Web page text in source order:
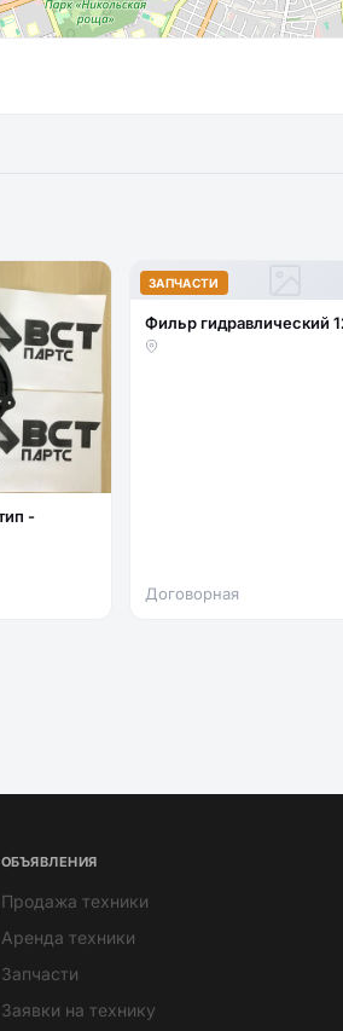
ЗАПЧАСТИ
Фильр гидравлический
Договорная
ОБЪЯВЛЕНИЯ
Продажа техники
Аренда техники
Запчасти
Заявки на технику